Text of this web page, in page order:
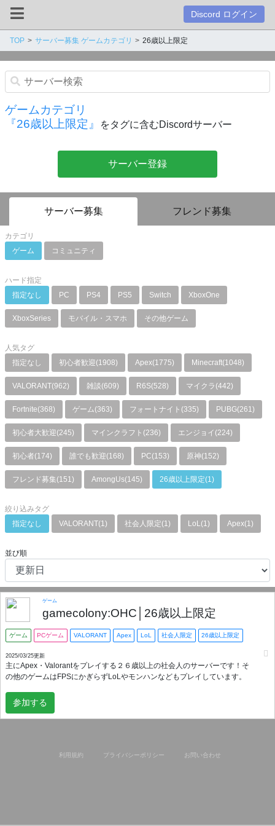
Discord ログイン
TOP サーバー募集 ゲームカテゴリ 26歳以上限定
ゲームカテゴリ
『26歳以上限定』
をタグに含むDiscordサーバー
サーバー登録
サーバー募集 フレンド募集
カテゴリ
ゲーム
コミュニティ
ハード指定
指定なし
PC PS4 PS5 Switch XboxOne
XboxSeries モバイル・スマホ その他ゲーム
人気タグ
指定なし
初心者歓迎(1908) Apex(1775) Minecraft(1048)
VALORANT(962) 雑談(609) R6S(528) マイクラ(442)
Fortnite(368) ゲーム(363) フォートナイト(335) PUBG(261)
初心者大歓迎(245) マインクラフト(236) エンジョイ(224)
初心者(174) 誰でも歓迎(168) PC(153) 原神(152)
フレンド募集(151) AmongUs(145) 26歳以上限定(1)
絞り込みタグ
指定なし
VALORANT(1) 社会人限定(1) LoL(1) Apex(1)
並び順
ゲーム
gamecolony:OHC│26歳以上限定
ゲーム PCゲーム VALORANT Apex LoL 社会人限定 26歳以上限定
2025/03/25更新
主にApex・Valorantをプレイする２６歳以上の社会人のサーバーです！そ
の他のゲームはFPSにかぎらずLoLやモンハンなどもプレイしています。
参加する
利用規約 プライバシーポリシー お問い合わせ